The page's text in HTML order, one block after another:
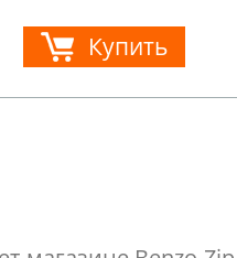
Купить